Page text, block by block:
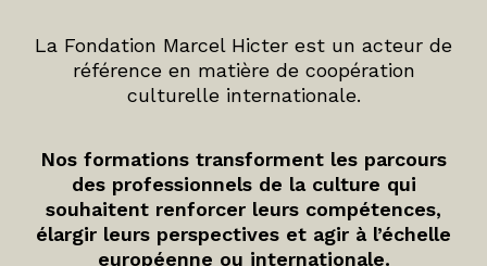
La Fondation Marcel Hicter est un acteur de
référence en matière de coopération
culturelle internationale.
Nos formations transforment les parcours
des professionnels de la culture qui
souhaitent renforcer leurs compétences,
élargir leurs perspectives et agir à l’échelle
européenne ou internationale.